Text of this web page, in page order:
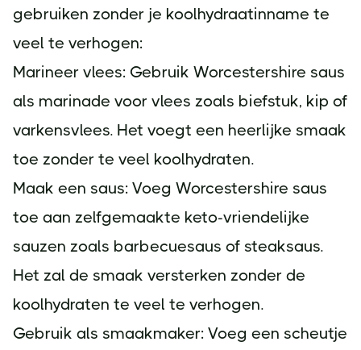
gebruiken zonder je koolhydraatinname te
veel te verhogen:
Marineer vlees: Gebruik Worcestershire saus
als marinade voor vlees zoals biefstuk, kip of
varkensvlees. Het voegt een heerlijke smaak
toe zonder te veel koolhydraten.
Maak een saus: Voeg Worcestershire saus
toe aan zelfgemaakte keto-vriendelijke
sauzen zoals barbecuesaus of steaksaus.
Het zal de smaak versterken zonder de
koolhydraten te veel te verhogen.
Gebruik als smaakmaker: Voeg een scheutje